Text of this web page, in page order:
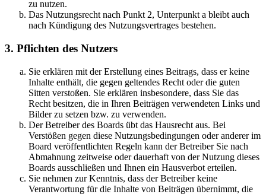
zu nutzen.
Das Nutzungsrecht nach Punkt 2, Unterpunkt a bleibt auch
nach Kündigung des Nutzungsvertrages bestehen.
3. Pflichten des Nutzers
Sie erklären mit der Erstellung eines Beitrags, dass er keine
Inhalte enthält, die gegen geltendes Recht oder die guten
Sitten verstoßen. Sie erklären insbesondere, dass Sie das
Recht besitzen, die in Ihren Beiträgen verwendeten Links und
Bilder zu setzen bzw. zu verwenden.
Der Betreiber des Boards übt das Hausrecht aus. Bei
Verstößen gegen diese Nutzungsbedingungen oder anderer im
Board veröffentlichten Regeln kann der Betreiber Sie nach
Abmahnung zeitweise oder dauerhaft von der Nutzung dieses
Boards ausschließen und Ihnen ein Hausverbot erteilen.
Sie nehmen zur Kenntnis, dass der Betreiber keine
Verantwortung für die Inhalte von Beiträgen übernimmt, die